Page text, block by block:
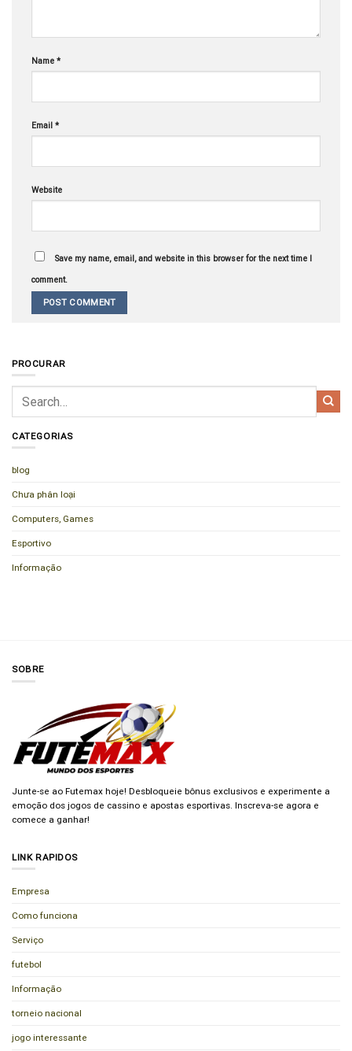
Name *
Email *
Website
Save my name, email, and website in this browser for the next time I
comment.
PROCURAR
CATEGORIAS
blog
Chưa phân loại
Computers, Games
Esportivo
Informação
SOBRE
Junte-se ao Futemax hoje! Desbloqueie bônus exclusivos e experimente a
emoção dos jogos de cassino e apostas esportivas. Inscreva-se agora e
comece a ganhar!
LINK RAPIDOS
Empresa
Como funciona
Serviço
futebol
Informação
torneio nacional
jogo interessante